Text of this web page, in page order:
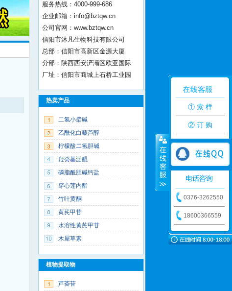
服务热线：4000-999-686
企业邮箱：info@bztqw.cn
公司官网：www.bztqw.cn
信阳市沐凡生物科技有限公司
总部：信阳市高新区金源大厦
分部：陕西西安浐灞区欧亚国际
厂址：信阳市商城上石桥工业园
热卖产品
二氢小檗碱
乙酰化白藜芦醇
柠檬酸二氢胆碱
羟癸基泛醌
磷脂酰胆碱钙盐
穿心莲内酯
竹叶黄酮
黄芪甲苷
水溶性黄芪甲苷
木犀草素
植物提取物
芦荟苷
① 索 样
② 订 购
0376-3262550
18600366559